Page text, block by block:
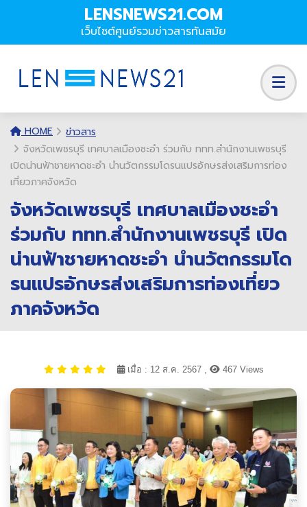
LENSNEWS21.COM
เว็บไซต์ศูนย์รวมข่าวสารทันสมัย
HOME
ข่าวสาร
จังหวัดเพชรบุรี เทศบาลเมืองชะอํา ร่วมกับ ททท.สำนักงานเพชรบุรี
เปิดน่านฟ้าชายหาดชะอำ นำนวัตกรรมโดรนแปรอักษรส่งเสริมการท่อง
เที่ยวภาคจังหวัด
จังหวัดเพชรบุรี เทศบาลเมืองชะอํา
ร่วมกับ ททท.สำนักงานเพชรบุรี เปิด
น่านฟ้าชายหาดชะอำ นำนวัตกรรมโด
รนแปรอักษรส่งเสริมการท่องเที่ยว
ภาคจังหวัด
เมื่อ : 12 ส.ค. 2567 , 467 Views